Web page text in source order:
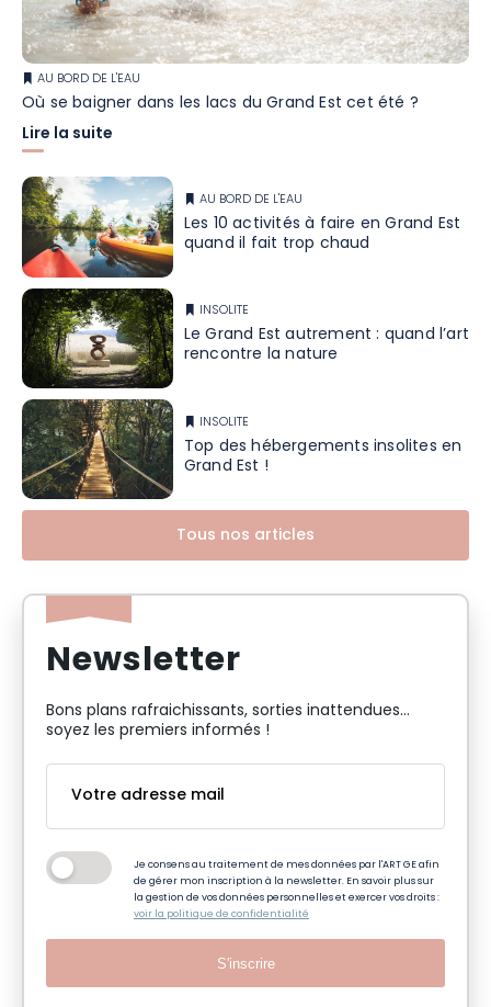
dans l’ancien bâtiment de l’hôtel de ville
AU BORD DE L'EAU
Où se baigner dans les lacs du Grand Est cet été ?
Lire la suite
AU BORD DE L'EAU
Les 10 activités à faire en Grand Est
quand il fait trop chaud
INSOLITE
Le Grand Est autrement : quand l’art
rencontre la nature
INSOLITE
Top des hébergements insolites en
Grand Est !
Tous nos articles
Newsletter
Bons plans rafraichissants, sorties inattendues…
soyez les premiers informés !
Je consens au traitement de mes données par l'ART GE afin
de gérer mon inscription à la newsletter. En savoir plus sur
la gestion de vos données personnelles et exercer vos droits :
voir la politique de confidentialité
S'inscrire